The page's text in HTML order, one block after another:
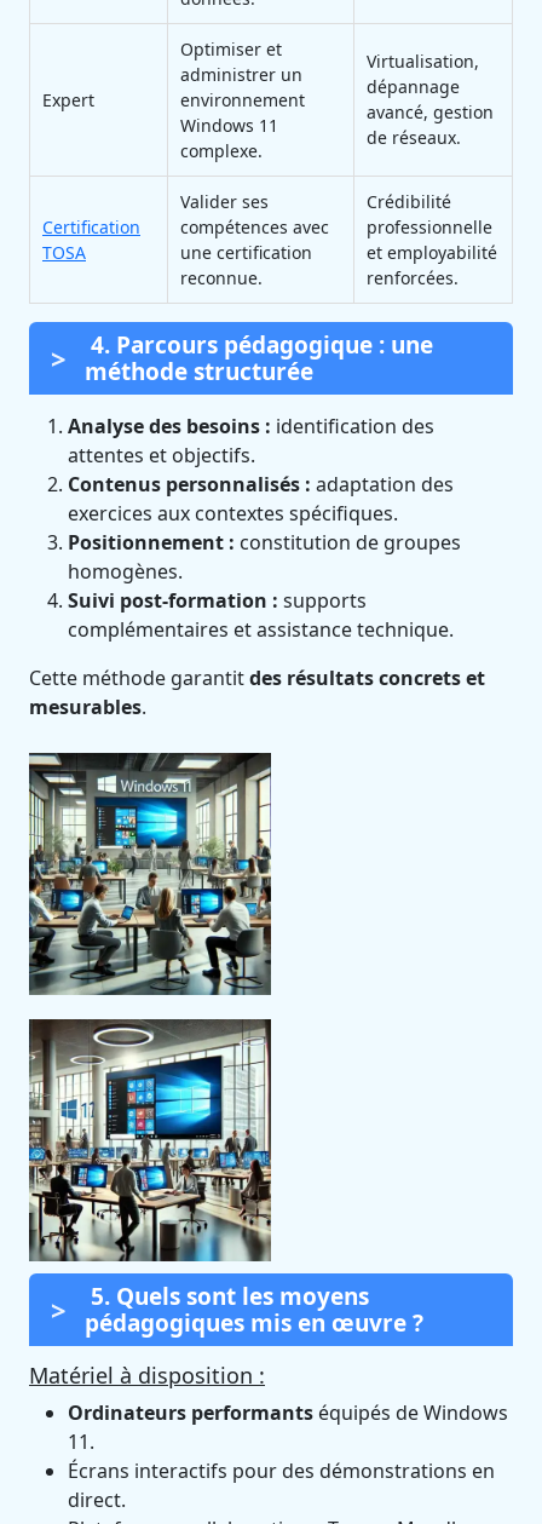
Expert
Optimiser et
administrer un
environnement
Windows 11
complexe.
Virtualisation,
dépannage
avancé, gestion
de réseaux.
Certification
TOSA
Valider ses
compétences avec
une certification
reconnue.
Crédibilité
professionnelle
et employabilité
renforcées.
4. Parcours pédagogique : une
méthode structurée
Analyse des besoins : identification des
attentes et objectifs.
Contenus personnalisés : adaptation des
exercices aux contextes spécifiques.
Positionnement : constitution de groupes
homogènes.
Suivi post-formation : supports
complémentaires et assistance technique.
Cette méthode garantitdes résultats concrets et
mesurables.
5. Quels sont les moyens
pédagogiques mis en œuvre ?
Matériel à disposition :
Ordinateurs performants équipés de Windows
11.
Écrans interactifs pour des démonstrations en
direct.